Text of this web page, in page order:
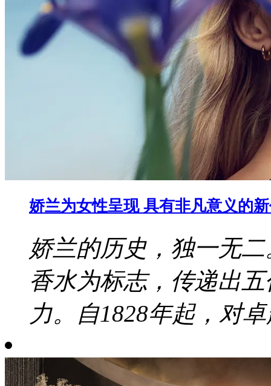
娇兰为女性呈现 具有非凡意义的
娇兰的历史，独一无
香水为标志，传递出
力。自1828年起，对